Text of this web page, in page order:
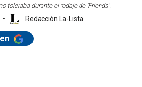
toleraba durante el rodaje de 'Friends'.
• Redacción La-Lista